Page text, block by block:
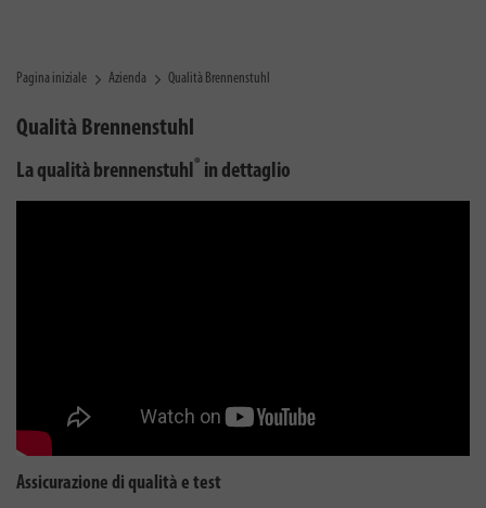
Pagina iniziale Azienda Qualità Brennenstuhl
Qualità Brennenstuhl
La qualità brennenstuhl® in dettaglio
Assicurazione di qualità e test